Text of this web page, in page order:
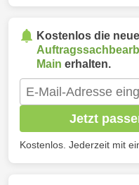
Kostenlos die
Main erhalten.
Jetzt
Kostenlos. Jederzeit mit